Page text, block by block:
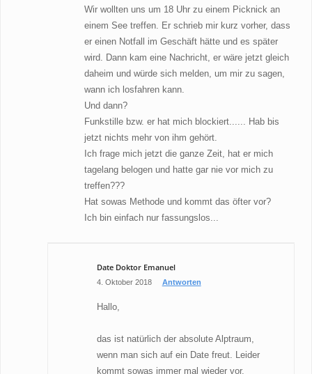
Wir wollten uns um 18 Uhr zu einem Picknick an
einem See treffen. Er schrieb mir kurz vorher, dass
er einen Notfall im Geschäft hätte und es später
wird. Dann kam eine Nachricht, er wäre jetzt gleich
daheim und würde sich melden, um mir zu sagen,
wann ich losfahren kann.
Und dann?
Funkstille bzw. er hat mich blockiert...... Hab bis
jetzt nichts mehr von ihm gehört.
Ich frage mich jetzt die ganze Zeit, hat er mich
tagelang belogen und hatte gar nie vor mich zu
treffen???
Hat sowas Methode und kommt das öfter vor?
Ich bin einfach nur fassungslos...
Date Doktor Emanuel
4. Oktober 2018 Antworten
Hallo,
das ist natürlich der absolute Alptraum,
wenn man sich auf ein Date freut. Leider
kommt sowas immer mal wieder vor.